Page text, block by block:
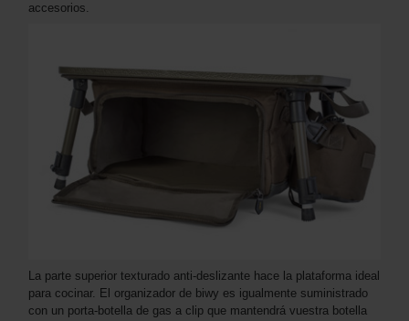
accesorios.
La parte superior texturado anti-deslizante hace la plataforma ideal
para cocinar. El organizador de biwy es igualmente suministrado
con un porta-botella de gas a clip que mantendrá vuestra botella